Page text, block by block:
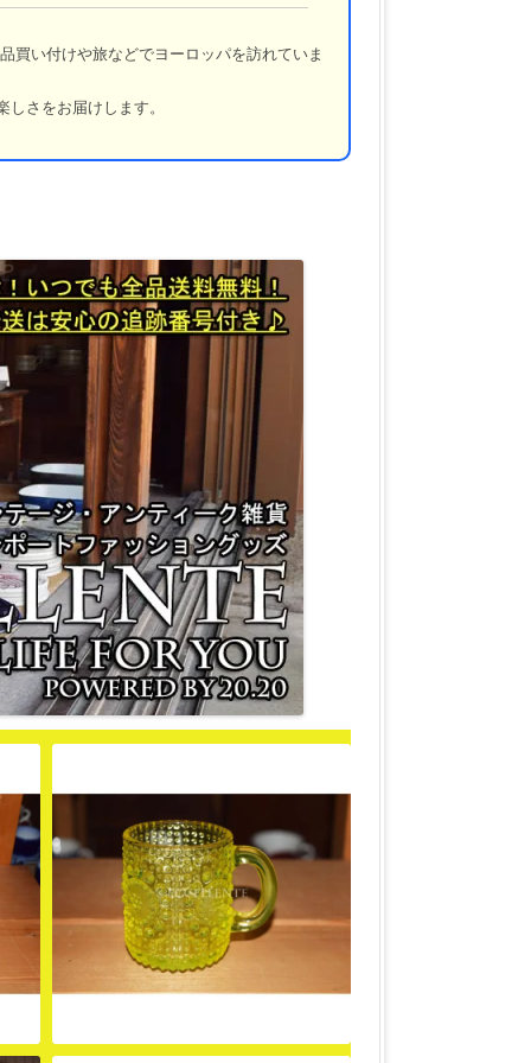
買い付けや旅などでヨーロッパを訪れていま
さをお届けします。